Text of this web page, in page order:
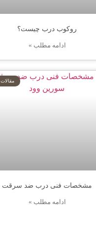
روکوب درب چیست؟
ادامه مطلب »
مقالات
مشخصات فنی درب ضد سرقت
ادامه مطلب »